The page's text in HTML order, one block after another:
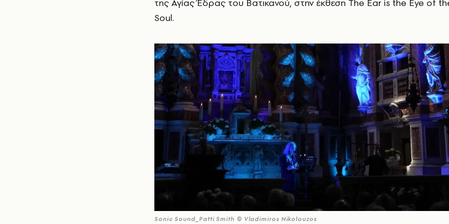
της Αγίας Έδρας του Βατικανού, στην έκθεση The Ear is the Eye of
Soul.
Sonic Sound_Patti Smith © Vladimiros Nikolouzos